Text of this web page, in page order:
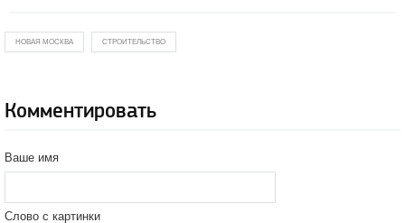
НОВАЯ МОСКВА СТРОИТЕЛЬСТВО
Комментировать
Ваше имя
Слово с картинки